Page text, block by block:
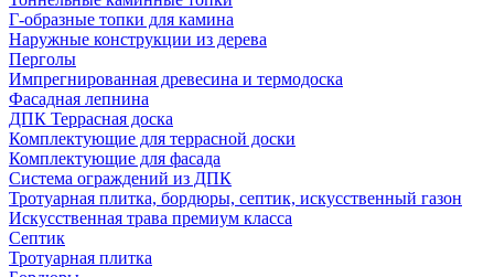
Г-образные топки для камина
Наружные конструкции из дерева
Перголы
Импрегнированная древесина и термодоска
Фасадная лепнина
ДПК Террасная доска
Комплектующие для террасной доски
Комплектующие для фасада
Система ограждений из ДПК
Тротуарная плитка, бордюры, септик, искусственный газон
Искусственная трава премиум класса
Септик
Тротуарная плитка